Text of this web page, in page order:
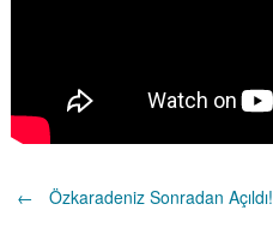
Post
← Özkaradeniz Sonradan Açıldı!